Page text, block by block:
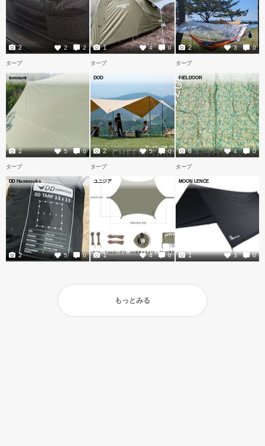
2 2
2 4 0
1 3 0
2
タープ
tomount
5 0
2
タープ
DOD
5 0
2
タープ
FIELDOOR
4 0
8
タープ
DD Hammocks
5 0
2
タープ
ユニジア
4 0
1
タープ
MOON LENCE
3 0
1
もっとみる